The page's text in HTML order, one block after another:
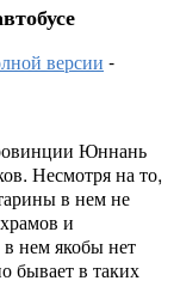
версии -
Юннань
Несмотря на то,
в нем не
и
нем якобы нет
бывает в таких